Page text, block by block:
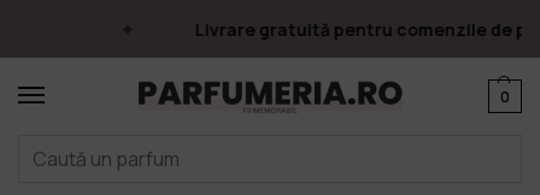
Livrare gratuită pentru comenzile de
0
Prima pagină / Parfumuri